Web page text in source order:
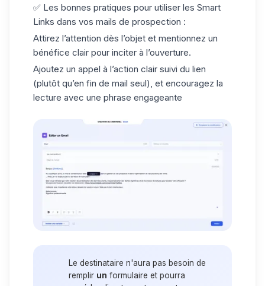
✅ Les bonnes pratiques pour utiliser les Smart
Links dans vos mails de prospection :
Attirez l’attention dès l’objet et mentionnez un
bénéfice clair pour inciter à l’ouverture.
Ajoutez un appel à l’action clair suivi du lien
(plutôt qu’en fin de mail seul), et encouragez la
lecture avec une phrase engageante
Le destinataire n'aura pas besoin de
remplir un formulaire et pourra